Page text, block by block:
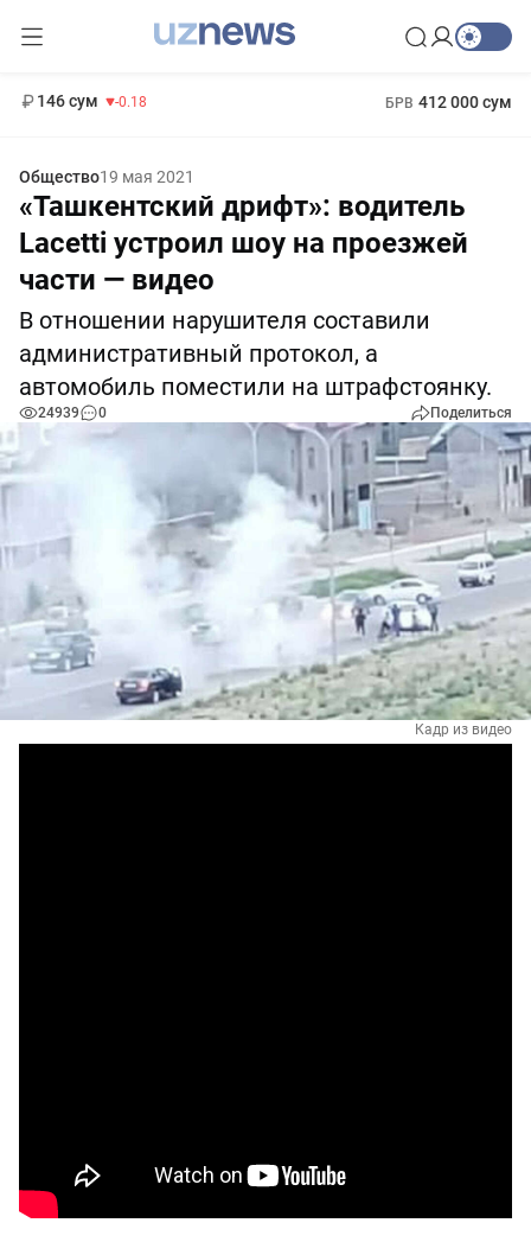
11 916 сум 28.92 МРОТ 1 271 000 сум
Общество19 мая 2021
«Ташкентский дрифт»: водитель
Lacetti устроил шоу на проезжей
части — видео
В отношении нарушителя составили
административный протокол, а
автомобиль поместили на штрафстоянку.
24939 0 Поделиться
Кадр из видео